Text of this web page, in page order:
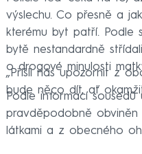
výslechu. Co přesně a
kterému byt patří. Podle
bytě nestandardně
o drogové minulosti
„Přišli nás upozornit z
bude něco dít, ať
Podle informací
pravděpodobně obviněn
látkami a z obecného